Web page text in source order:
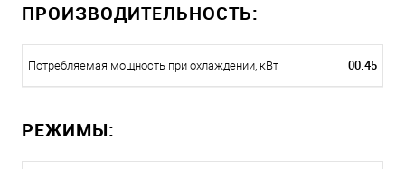
ПРОИЗВОДИТЕЛЬНОСТЬ:
Потребляемая мощность при охлаждении, кВт 00.45
РЕЖИМЫ: